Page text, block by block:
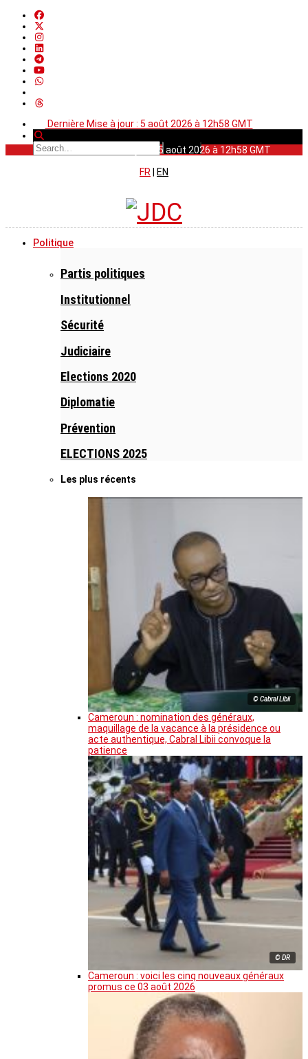
Dernière Mise à jour : 5 août 2026 à 12h58 GMT
Dernière Mise à jour : 5 août 2026 à 12h58 GMT
FR
EN
Politique
Partis politiques
Institutionnel
Sécurité
Judiciaire
Elections 2020
Diplomatie
Prévention
ELECTIONS 2025
Les plus récents
© Cabral Libii
Cameroun : nomination des généraux,
maquillage de la vacance à la présidence ou
acte authentique, Cabral Libii convoque la
patience
© DR
Cameroun : voici les cinq nouveaux généraux
promus ce 03 août 2026